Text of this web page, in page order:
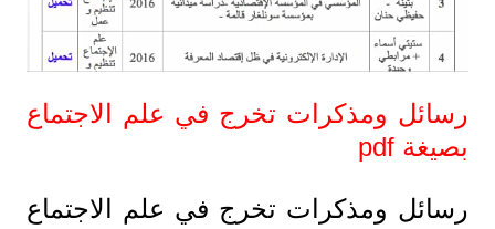
رسائل ومذكرات تخرج في علم الاجتماع
بصيغة pdf
رسائل ومذكرات تخرج في علم الاجتماع